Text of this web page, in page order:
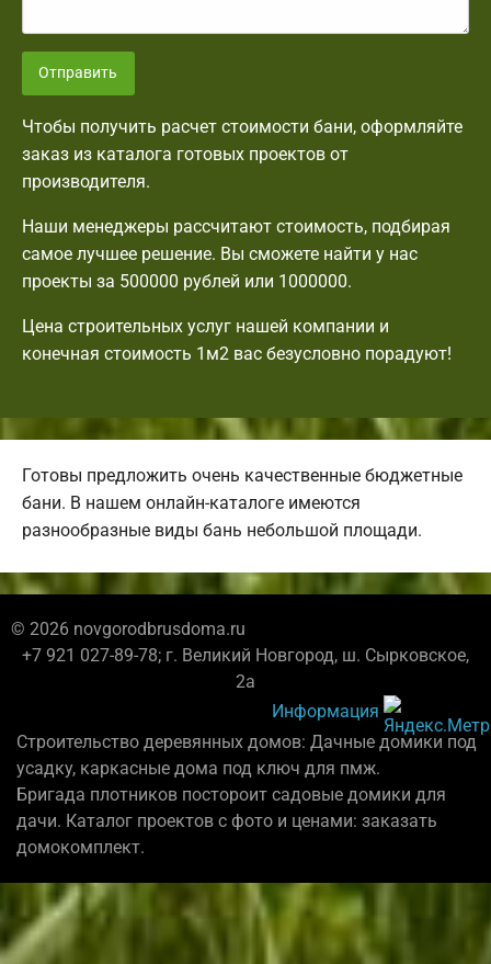
Отправить
Чтобы получить расчет стоимости бани, оформляйте
заказ из каталога готовых проектов от
производителя.
Наши менеджеры рассчитают стоимость, подбирая
самое лучшее решение. Вы сможете найти у нас
проекты за 500000 рублей или 1000000.
Цена строительных услуг нашей компании и
конечная стоимость 1м2 вас безусловно порадуют!
Готовы предложить очень качественные бюджетные
бани. В нашем онлайн-каталоге имеются
разнообразные виды бань небольшой площади.
© 2026 novgorodbrusdoma.ru
+7 921 027-89-78; г. Великий Новгород, ш. Сырковское,
2а
Информация
Строительство деревянных домов: Дачные домики под
усадку, каркасные дома под ключ для пмж.
Бригада плотников постороит садовые домики для
дачи. Каталог проектов с фото и ценами: заказать
домокомплект.